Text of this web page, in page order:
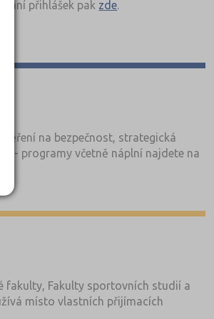
přihlášek pak zde.
na bezpečnost, strategická
- programy včetně náplní najdete na
let, podívejte se na doporučenou
fakulty, Fakulty sportovních studií a
místo vlastních přijímacích